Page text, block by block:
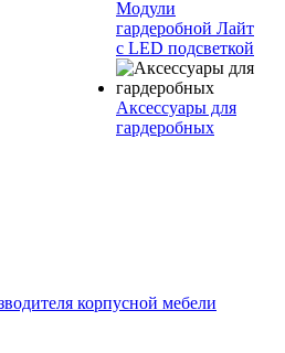
Модули
гардеробной Лайт
с LED подсветкой
Аксессуары для
гардеробных